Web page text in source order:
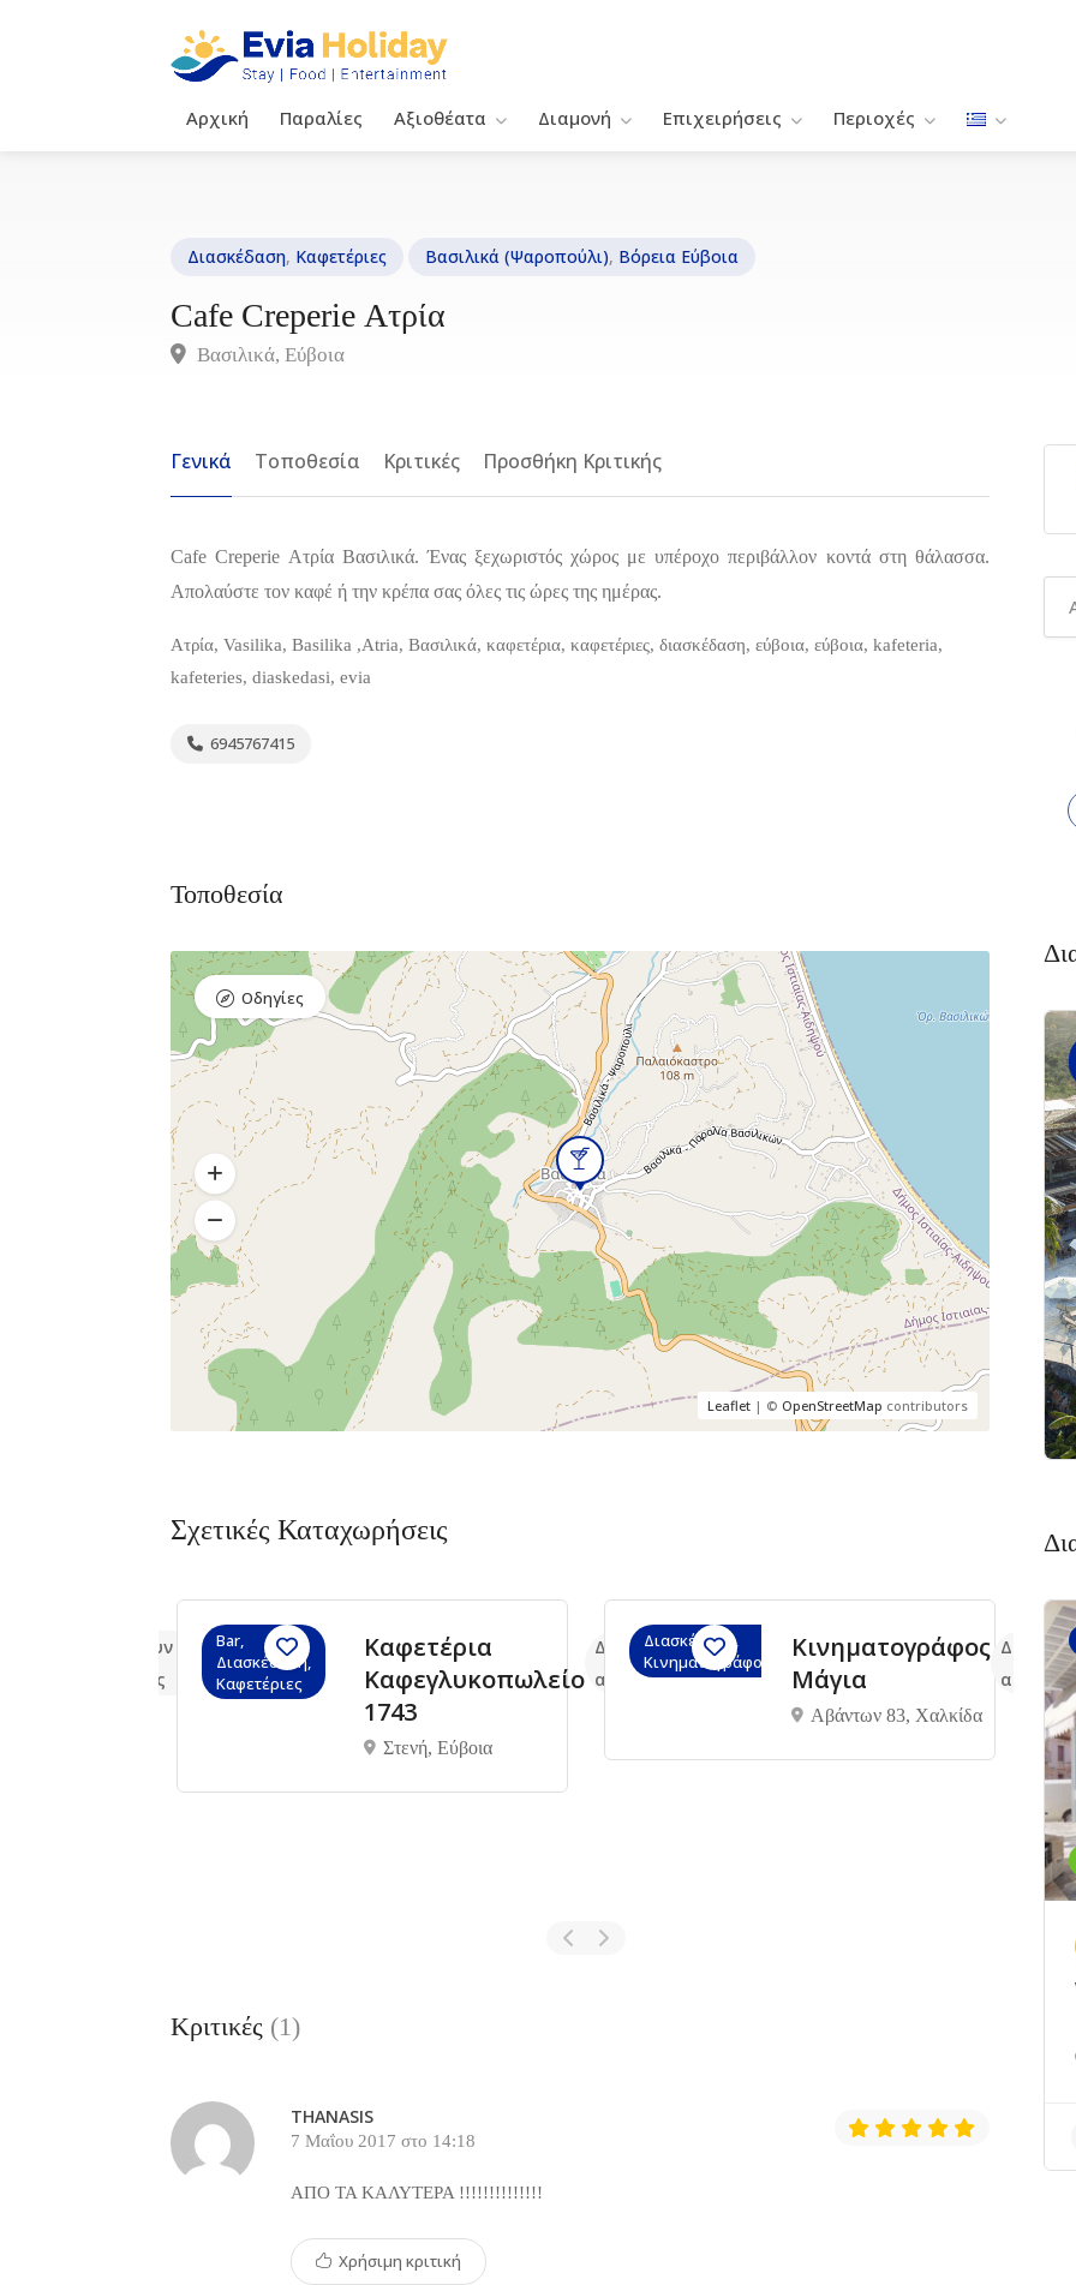
Αρχική Παραλίες Αξιοθέατα Διαμονή Επιχειρήσεις Περιοχές
Διασκέδαση, Καφετέριες Βασιλικά (Ψαροπούλι), Βόρεια Εύβοια
Cafe Creperie Ατρία
Βασιλικά, Eύβοια
Γενικά Τοποθεσία Κριτικές Προσθήκη Κριτικής
Cafe Creperie Ατρία Βασιλικά. Ένας ξεχωριστός χώρος με υπέροχο περιβάλλον κοντά στη θάλασσα.
Απολαύστε τον καφέ ή την κρέπα σας όλες τις ώρες της ημέρας.
Ατρία, Vasilika, Basilika ,Atria, Βασιλικά, καφετέρια, καφετέριες, διασκέδαση, εύβοια, εύβοια, kafeteria,
kafeteries, diaskedasi, evia
6945767415
Τοποθεσία
Leaflet| © OpenStreetMap contributors
Οδηγίες
Σχετικές Καταχωρήσεις
Δεν υπάρχουν ακόμα
αξιολογήσεις
Bar,
Διασκέδαση,
Καφετέριες
Καφετέρια
Καφεγλυκοπωλείο
1743
Στενή, Εύβοια
Δεν υπάρχουν ακόμα
αξιολογήσεις
Διασκέδαση,
Κινηματογράφος
Κινηματογράφος
Μάγια
Aβάντων 83, Χαλκίδα
Δεν
Κριτικές (1)
THANASIS
7 Μαΐου 2017 στο 14:18
ΑΠΟ ΤΑ ΚΑΛΥΤΕΡΑ !!!!!!!!!!!!!!
Χρήσιμη κριτική
4.4
Premium
Πακέτο
Kaminos
Resort
Λίμνη,
Βόρεια
Εύβοια 340 05
4.6(338)
Διαμονή,
Ξενοδοχεία
Brown
Beach
Resort
Ξηρόβρυση,
Χαλκίδα 341
00